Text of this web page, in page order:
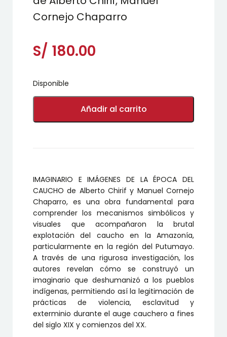
Cornejo Chaparro
S/ 180.00
Disponible
IMAGINARIO
IMÁGENES
Añadir al carrito
IMAGINARIO E IMÁGENES DE LA ÉPOCA DEL
CAUCHOde Alberto Chirif y Manuel Cornejo
Chaparro, es una obra fundamental para
comprender los mecanismos simbólicos y
visuales que acompañaron la brutal
explotación del caucho en la Amazonía,
particularmente en la región del Putumayo.
A través de una rigurosa investigación, los
autores revelan cómo se construyó un
imaginario que deshumanizó a los pueblos
indígenas, permitiendo así la legitimación de
prácticas de violencia, esclavitud y
exterminio durante el auge cauchero a fines
del siglo XIX y comienzos del XX.